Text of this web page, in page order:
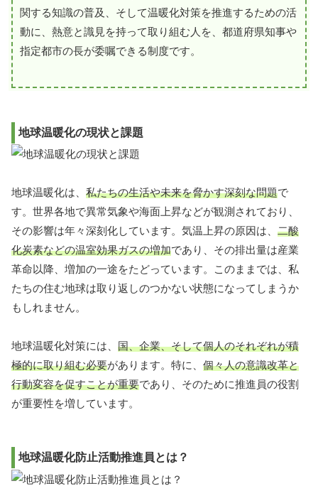
関する知識の普及、そして温暖化対策を推進するための活
動に、熱意と識見を持って取り組む人を、都道府県知事や
指定都市の長が委嘱できる制度です。
地球温暖化の現状と課題
地球温暖化は、 私たちの生活や未来を脅かす深刻な問題で
す。世界各地で異常気象や海面上昇などが観測されており、
その影響は年々深刻化しています。気温上昇の原因は、 二酸
化炭素などの温室効果ガスの増加であり、その排出量は産業
革命以降、増加の一途をたどっています。このままでは、私
たちの住む地球は取り返しのつかない状態になってしまうか
もしれません。
地球温暖化対策には、 国、企業、そして個人のそれぞれが積
極的に取り組む必要があります。特に、 個々人の意識改革と
行動変容を促すことが重要であり、そのために推進員の役割
が重要性を増しています。
地球温暖化防止活動推進員とは？